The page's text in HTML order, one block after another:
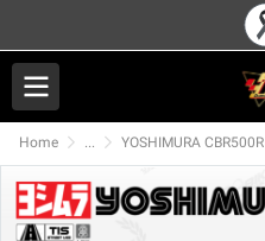
Home ... YOSHIMURA CBR500R